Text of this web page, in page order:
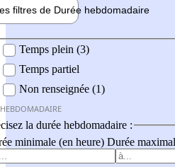
filtres de Durée hebdomadaire
Temps plein (3)
Temps partiel
Non renseignée (1)
la durée hebdomadaire :
minimale (en heure) Durée